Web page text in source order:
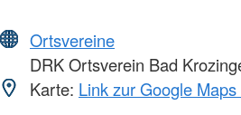
Ortsvereine
DRK Ortsverein Bad
Karte: Link zur Google